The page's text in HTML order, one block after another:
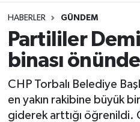
HABERLER GÜNDEM
Partililer
binası
CHP Torbalı Belediye
en yakın rakibine büyük
giderek arttığı öğrenildi.
İzmir Hava Durumu
İzmir Namaz Vakitleri
İzmir Trafik Yoğunluk
Süper Lig Puan